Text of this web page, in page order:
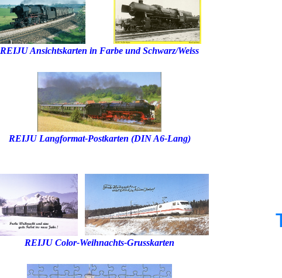
REIJU Ansichtskarten in Farbe und Schwarz/Weiss
REIJU Langformat-Postkarten (DIN A6-Lang)
REIJU Color-Weihnachts-Grusskarten